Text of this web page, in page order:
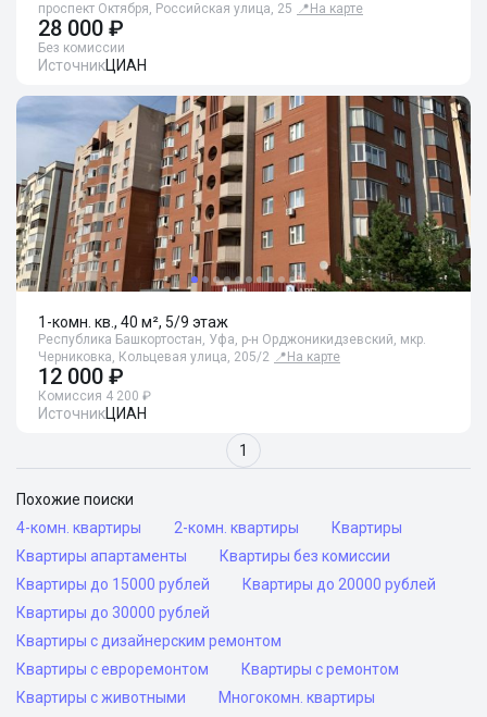
проспект Октября, Российская улица, 25 📍 На карте
28 000 ₽
Без комиссии
ИсточникЦИАН
1-комн. кв., 40 м², 5/9 этаж
Республика Башкортостан, Уфа, р-н Орджоникидзевский, мкр.
Черниковка, Кольцевая улица, 205/2 📍 На карте
12 000 ₽
Комиссия 4 200 ₽
ИсточникЦИАН
1
Похожие поиски
4-комн. квартиры
2-комн. квартиры
Квартиры
Квартиры апартаменты
Квартиры без комиссии
Квартиры до 15000 рублей
Квартиры до 20000 рублей
Квартиры до 30000 рублей
Квартиры с дизайнерским ремонтом
Квартиры с евроремонтом
Квартиры с ремонтом
Квартиры с животными
Многокомн. квартиры